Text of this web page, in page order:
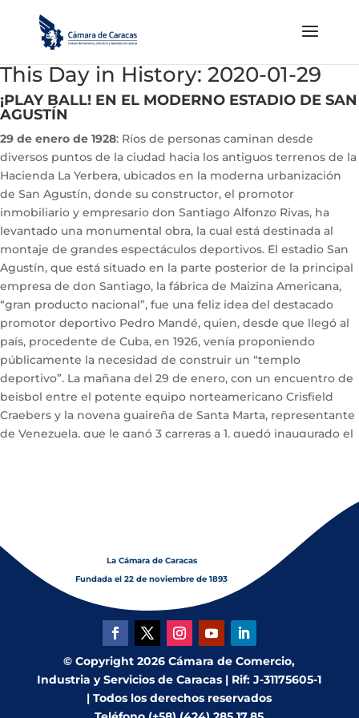
This Day in History: 2020-01-29
¡PLAY BALL! EN EL MODERNO ESTADIO DE SAN
AGUSTÍN
29 de enero de 1928: Ríos de personas caminan desde
diversos puntos de la ciudad hacia los antiguos terrenos de la
Hacienda La Yerbera, ubicados en la moderna urbanización
de San Agustín, donde su constructor, el promotor
inmobiliario y empresario don Santiago Alfonzo Rivas, ha
levantado una monumental obra, la cual está destinada al
montaje de grandes espectáculos deportivos. El estadio San
Agustín, que está situado en la parte posterior de la principal
empresa de don Santiago, la fábrica de Maizina Americana,
“gran producto nacional”, fue una feliz idea del destacado
promotor deportivo Pedro Mandé, quien, desde que llegó al
país, procedente de Cuba, en 1926, venía proponiendo
públicamente la necesidad de construir un “templo
deportivo”. La mañana del 29 de enero, con un encuentro de
beisbol entre el potente equipo norteamericano Crisfield
Craebers y la novena guaireña de Santa Marta, representante
de Venezuela, que le ganó 3 carreras a 1, quedó inaugurado el
La Cámara de Caracas
Fundada el 22 de noviembre de 1893
© Copyright 2026 Cámara de Comercio,
Industria y Servicios de Caracas | Rif: J-31175605-1
| Todos los derechos reservados